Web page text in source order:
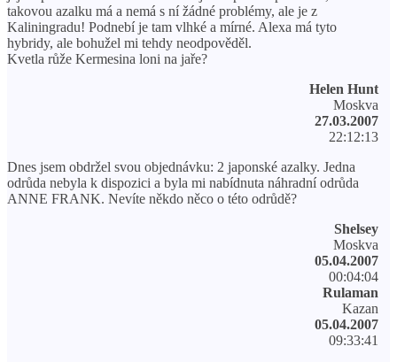
takovou azalku má a nemá s ní žádné problémy, ale je z
Kaliningradu! Podnebí je tam vlhké a mírné. Alexa má tyto
hybridy, ale bohužel mi tehdy neodpověděl.
Kvetla růže Kermesina loni na jaře?
Helen Hunt
Moskva
27.03.2007
22:12:13
Dnes jsem obdržel svou objednávku: 2 japonské azalky. Jedna
odrůda nebyla k dispozici a byla mi nabídnuta náhradní odrůda
ANNE FRANK. Nevíte někdo něco o této odrůdě?
Shelsey
Moskva
05.04.2007
00:04:04
Rulaman
Kazan
05.04.2007
09:33:41